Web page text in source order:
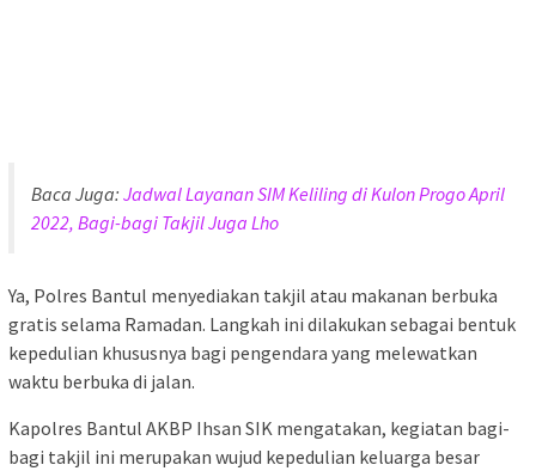
Baca Juga: Jadwal Layanan SIM Keliling di Kulon Progo April
2022, Bagi-bagi Takjil Juga Lho
Ya, Polres Bantul menyediakan takjil atau makanan berbuka
gratis selama Ramadan. Langkah ini dilakukan sebagai bentuk
kepedulian khususnya bagi pengendara yang melewatkan
waktu berbuka di jalan.
Kapolres Bantul AKBP Ihsan SIK mengatakan, kegiatan bagi-
bagi takjil ini merupakan wujud kepedulian keluarga besar